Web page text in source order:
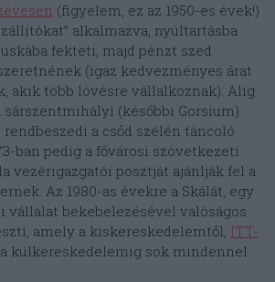
(figyelem, ez az 1950-es évek!)
alkalmazva, nyúltartásba
fekteti, majd pénzt szed
(igaz kedvezményes árat
akik több lövésre vállalkoznak). Alig
sárszentmihályi (későbbi Gorsium)
a csőd szélén táncoló
ban pedig a fővárosi szövetkezeti
vezérigazgatói posztját ajánlják fel a
Az 1980-as évekre a Skálát, egy
vállalat bekebelezésével valóságos
amely a kiskereskedelemtől, ITT-
külkereskedelemig sok mindennel